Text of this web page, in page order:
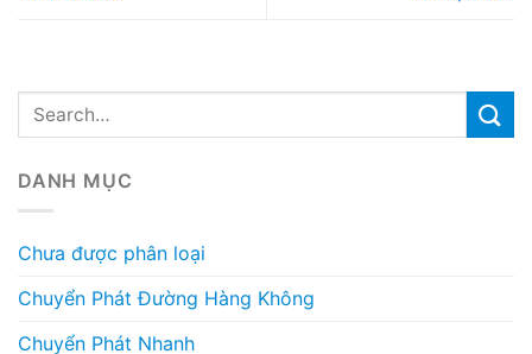
DANH MỤC
Chưa được phân loại
Chuyển Phát Đường Hàng Không
Chuyển Phát Nhanh